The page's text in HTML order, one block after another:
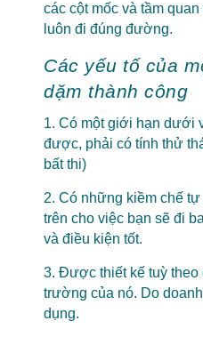
các cột mốc và tầm
luôn đi đúng đường.
Các yếu tố của
dặm thành công
1. Có một giới hạn dưới
được, phải có tính thử
bất thi)
2. Có những kiềm chế
trên cho việc bạn sẽ đi
và điều kiện tốt.
3. Được thiết kế tuỳ theo
trường của nó. Do
dụng.